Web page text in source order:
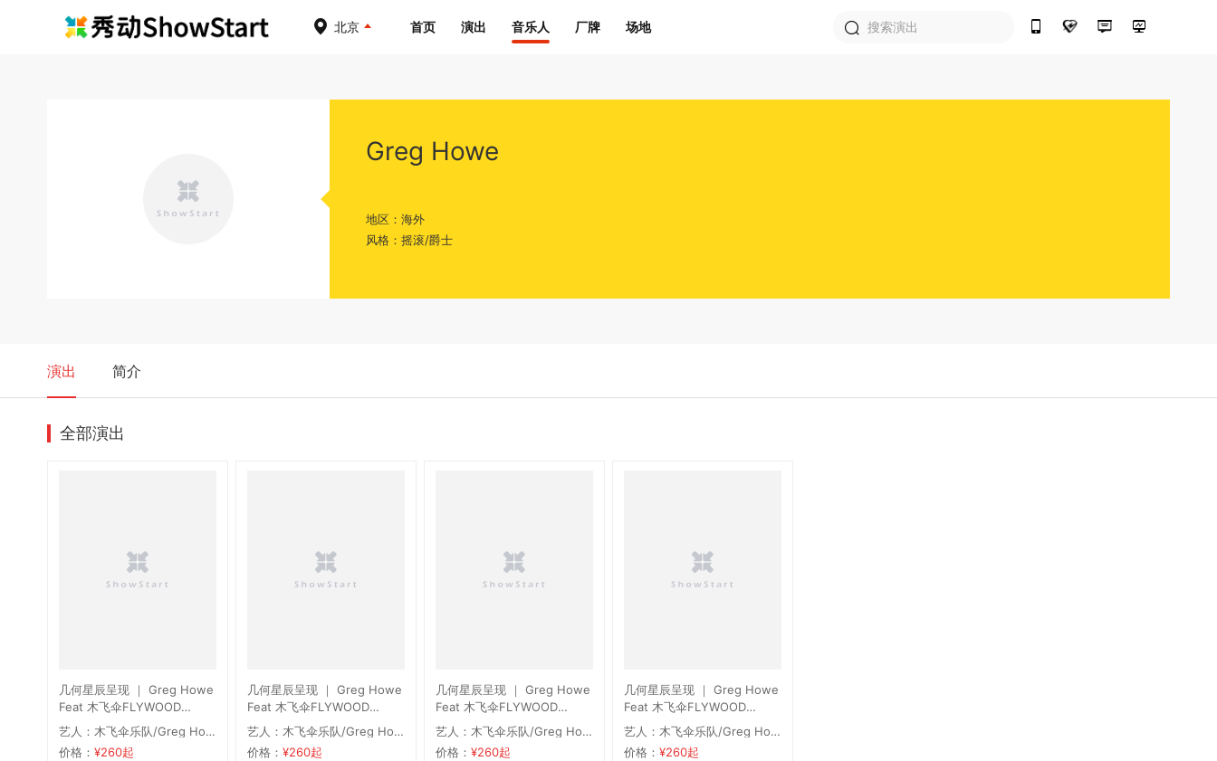
北京 首页 演出 音乐人 厂牌 场地
Greg Howe
地区：海外
风格：摇滚/爵士
演出 简介
全部演出
几何星辰呈现 ｜ Greg Howe
Feat 木飞伞FLYWOOD
「LOST AND FOUND」
2026巡演 深圳站
艺人：木飞伞乐队/Greg Howe
价格： ¥260起
几何星辰呈现 ｜ Greg Howe
Feat 木飞伞FLYWOOD
「LOST AND FOUND」
2026巡演 广州站
艺人：木飞伞乐队/Greg Howe
价格： ¥260起
几何星辰呈现 ｜ Greg Howe
Feat 木飞伞FLYWOOD
「LOST AND FOUND」
2026巡演 上海站
艺人：木飞伞乐队/Greg Howe
价格： ¥260起
几何星辰呈现 ｜ Greg Howe
Feat 木飞伞FLYWOOD
「LOST AND FOUND」
2026巡演 北京站
艺人：木飞伞乐队/Greg Howe
价格： ¥260起